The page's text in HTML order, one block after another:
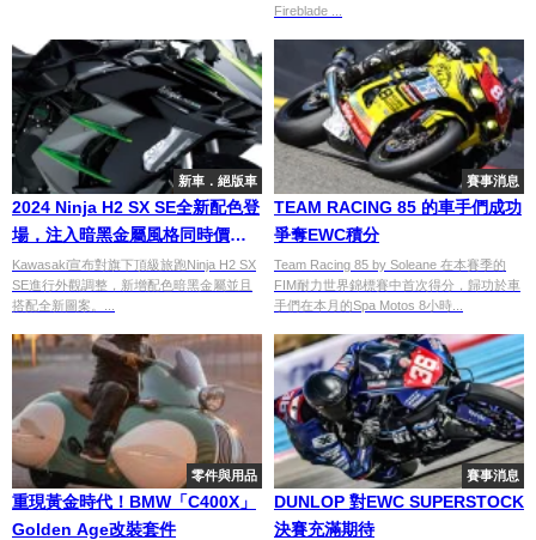
Fireblade ...
新車．絕版車
2024 Ninja H2 SX SE全新配色登
場，注入暗黑金屬風格同時價格
微漲
Kawasaki宣布對旗下頂級旅跑Ninja H2 SX
SE進行外觀調整，新增配色暗黑金屬並且
搭配全新圖案。...
賽事消息
TEAM RACING 85 的車手們成功
爭奪EWC積分
Team Racing 85 by Soleane 在本賽季的
FIM耐力世界錦標賽中首次得分，歸功於車
手們在本月的Spa Motos 8小時...
零件與用品
重現黃金時代！BMW「C400X」
Golden Age改裝套件
賽事消息
DUNLOP 對EWC SUPERSTOCK
決賽充滿期待